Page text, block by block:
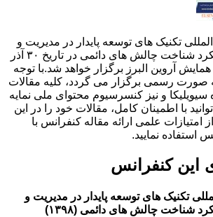
تکنیک های توسعه پایدار در مدیریت و
مهندسی صنایع با رویکرد شناخت چالش های دائمی در تاریخ ۳۰ آذر
همايش آروين البرز برگزار خواهد شد.با توجه
صورت رسمی برگزار می گردد، کلیه مقالات
سیویلیکا و نیز کنسرسیوم محتوای ملی نمایه
با اطمینان کامل، مقالات خود را در این
امتیازات علمی ارائه مقاله کنفرانس با
استفاده نمایید.
این کنفرانس
تکنیک های توسعه پایدار در مدیریت و
شناخت چالش های دائمی (۱۳۹۸)